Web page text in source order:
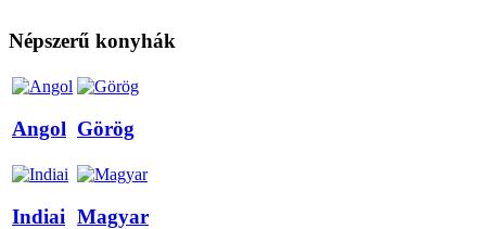
Népszerű konyhák
Angol Görög
Indiai Magyar